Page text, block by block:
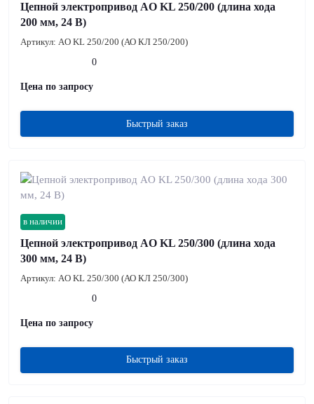
Цепной электропривод AO KL 250/200 (длина хода
200 мм, 24 В)
Артикул: AO KL 250/200 (АО КЛ 250/200)
0
Цена по запросу
Быстрый заказ
в наличии
Цепной электропривод AO KL 250/300 (длина хода
300 мм, 24 В)
Артикул: AO KL 250/300 (АО КЛ 250/300)
0
Цена по запросу
Быстрый заказ